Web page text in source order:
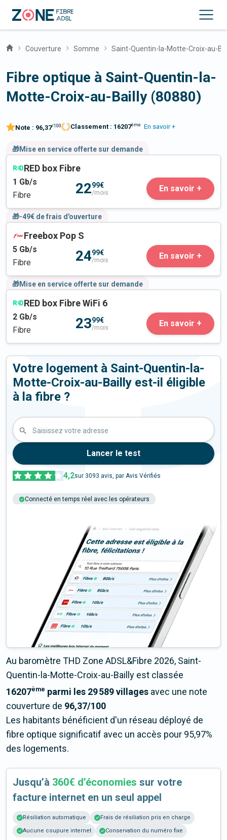
Couverture Somme Saint-Quentin-la-Motte-Croix-au-
Fibre optique à Saint-Quentin-la-
Motte-Croix-au-Bailly (80880)
Note : 96,37/100 Classement : 16207ème En savoir +
🎁Mise en service offerte sur demande
RED box Fibre
1 Gb/s
Fibre
2299€
/mois En savoir +
🎁-49€ de frais d'ouverture
Freebox Pop S
5 Gb/s
Fibre
2499€
/mois En savoir +
🎁Mise en service offerte sur demande
RED box Fibre WiFi 6
2 Gb/s
Fibre
2399€
/mois En savoir +
Votre logement à Saint-Quentin-la-
Motte-Croix-au-Bailly est-il éligible
à la fibre ?
Saisissez votre adresse
Lancer le test
4,2sur 3093 avis, par Avis Vérifiés
Connecté en temps réel avec les opérateurs
Au baromètre THD Zone ADSL&Fibre 2026, Saint-
Quentin-la-Motte-Croix-au-Bailly est classée
16207ème parmi les 29 589 villages avec une note
couverture de 96,37/100
Les habitants bénéficient d'un réseau déployé de
fibre optique significatif avec un accès pour 95,97%
des logements.
Jusqu’à 360€ d’économies sur votre
facture internet en un seul appel
Résiliation automatique
Frais de résiliation pris en charge
Aucune coupure internet
Conservation du numéro fixe